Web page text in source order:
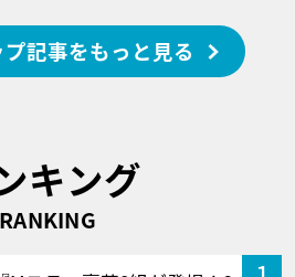
記事をもっと見る
キング
RANKING